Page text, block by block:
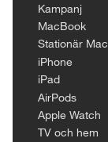
Kampanj
MacBook
Stationär Mac
iPhone
iPad
AirPods
Apple Watch
TV och hem